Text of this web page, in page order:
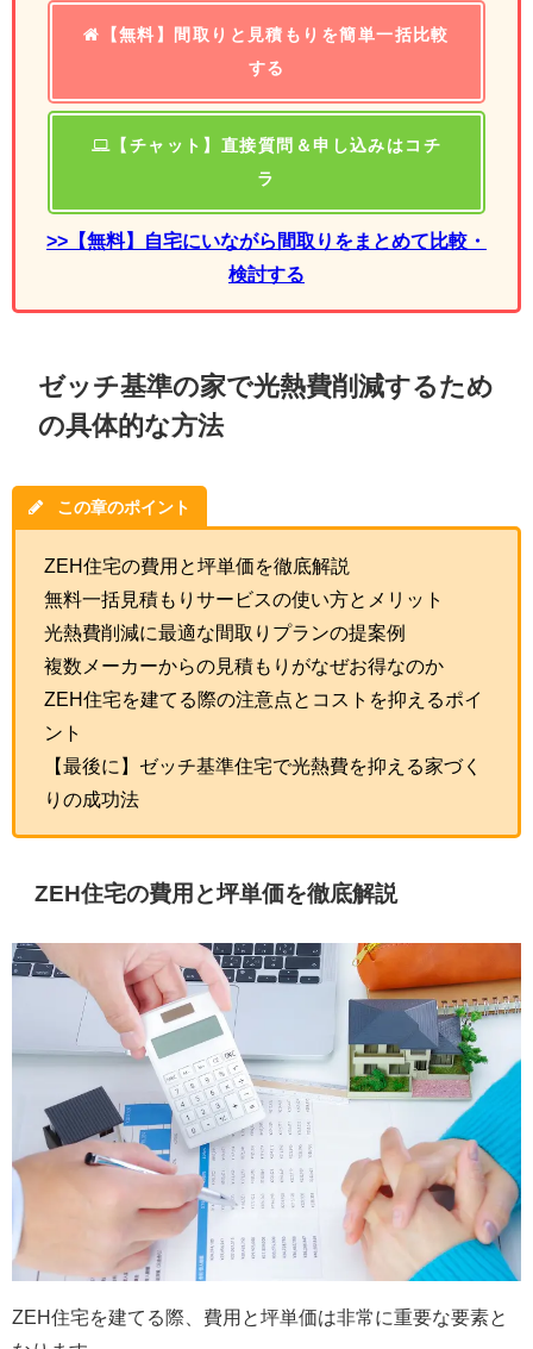
【無料】間取りと見積もりを簡単一括比較
する
【チャット】直接質問＆申し込みはコチ
ラ
>>【無料】自宅にいながら間取りをまとめて比較・
検討する
ゼッチ基準の家で光熱費削減するため
の具体的な方法
この章のポイント
ZEH住宅の費用と坪単価を徹底解説
無料一括見積もりサービスの使い方とメリット
光熱費削減に最適な間取りプランの提案例
複数メーカーからの見積もりがなぜお得なのか
ZEH住宅を建てる際の注意点とコストを抑えるポイ
ント
【最後に】ゼッチ基準住宅で光熱費を抑える家づく
りの成功法
ZEH住宅の費用と坪単価を徹底解説
ZEH住宅を建てる際、費用と坪単価は非常に重要な要素と